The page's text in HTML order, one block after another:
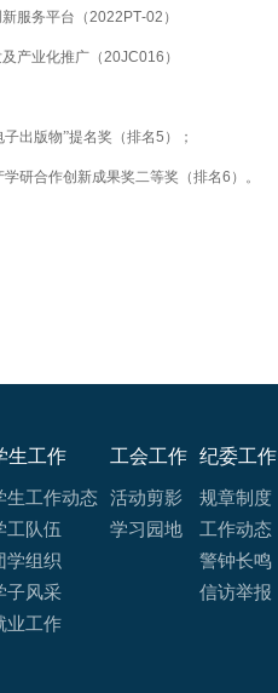
服务平台 （2022PT-02 ）
产业化推广 （20JC016 ）
出版物”提名奖（排名5 ）；
研合作创新成果奖二等奖（排名6 ）。
生工作
生工作动态
工队伍
学组织
子风采
业工作
工会工作
活动剪影
学习园地
纪委工作
规章制度
工作动态
警钟长鸣
信访举报